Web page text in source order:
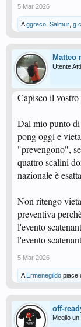
5 Mar 2026
Aggreco Salmur g.c.
Matteo
Utente
Capisco il
Dal mio punto
pong oggi e
"prevengono",
quattro scalini
nazionale è
Non ritengo
preventiva
l'evento
l'evento
5 Mar 2026
A Ermenegildo piace
off-
Meglio